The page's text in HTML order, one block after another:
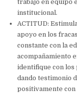
trabajo en equipo
institucional.
ACTITUD:
apoyo en los
constante con la
acompañamiento
identifique con
dando testimonio
positivamente con